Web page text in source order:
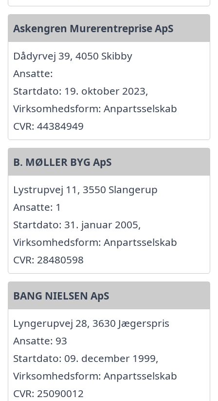
Askengren Murerentreprise ApS
Dådyrvej 39, 4050 Skibby
Ansatte:
Startdato: 19. oktober 2023,
Virksomhedsform: Anpartsselskab
CVR: 44384949
B. MØLLER BYG ApS
Lystrupvej 11, 3550 Slangerup
Ansatte: 1
Startdato: 31. januar 2005,
Virksomhedsform: Anpartsselskab
CVR: 28480598
BANG NIELSEN ApS
Lyngerupvej 28, 3630 Jægerspris
Ansatte: 93
Startdato: 09. december 1999,
Virksomhedsform: Anpartsselskab
CVR: 25090012